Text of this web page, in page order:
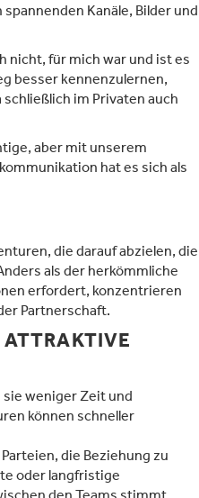
Kanäle, Bilder und
nicht, für mich war und ist es
besser kennenzulernen,
im Privaten auch
aber mit unserem
hat es sich als
die darauf abzielen, die
als der herkömmliche
erfordert, konzentrieren
Partnerschaft.
weniger Zeit und
können schneller
die Beziehung zu
oder langfristige
den Teams stimmt.